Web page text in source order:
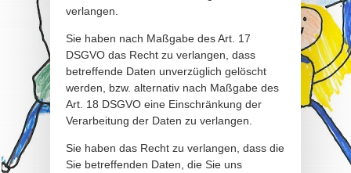
verlangen.
Sie haben nach Maßgabe des Art. 17
DSGVO das Recht zu verlangen, dass
betreffende Daten unverzüglich gelöscht
werden, bzw. alternativ nach Maßgabe des
Art. 18 DSGVO eine Einschränkung der
Verarbeitung der Daten zu verlangen.
Sie haben das Recht zu verlangen, dass die
Sie betreffenden Daten, die Sie uns